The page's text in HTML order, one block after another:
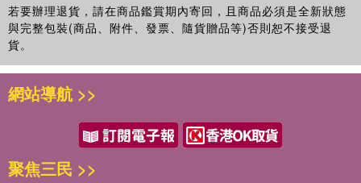
遇難的真相。
除了史料基礎紮實，史奈德還運用了散文與詩句般的沉穩文
字，搭配上畫面感極強的敘事，讓讀者彷彿置身當年東歐的血
色大地，一一見證血色大地的黑暗歷史，同時找回被兩大極權
政權所扼殺的人性。
◆擴大對人性的想像：理解歷史全貌，才能正確評價暴政
二十世紀中葉的黑暗暴行，形塑了今日世人的道德準則。就連
生長在臺灣的我們，很常用納粹與蘇聯的暴政進行政治討論，
甚或奠定是非善惡的道德基礎。納粹法西斯、共產極權與集中
業不對、父母祖先不對、階級成分不對、你是敵對勢力間諜、你是
謀求獨立分子、你群的存在玷汙了我族的光榮……，找出滅絕你等
的理由，其實花不了太多心思。《血色大地》讀來最令人驚恐的，
是作者的描寫讓人聯想到不同時空的暴政可以如此相似：蘇聯的
「肅清波蘭間諜」和中國的「反右鬥爭」；「清洗猶太人」和「再
教育維吾爾族」。當然，烏克蘭的大饑荒，中國也照樣上演過。這
是一曲暴政的二部輪唱，而且是現在進行式。
──李志德，鏡文學副總編輯
大屠殺的歷史記憶，如今卻已逐漸僵化，甚至出現了詮釋禁忌與記
受美國人重視，但到了世紀之交卻一躍成為關注焦點。在此同時，
冷戰時期過度誇大的史達林罪行，則逐漸從美國人的記憶中消失。
美國開始盛行一種說法，說美國是為了阻止猶太大屠殺才投入二次
大戰。這當然與事實不符。美國當年的反猶主義，妨礙了小羅斯福
總統帶領美國參戰。抵達亂葬坑跟死亡工廠等屠殺之地的也不是美
的暴行代表。他被描繪成一個瘋子，距離今天的我們太過遙遠，而
且無從理解。在這樣的情況下，沒有人過問為什麼希特勒會把美國
當成榜樣。美國小學生都讀過安妮．法蘭克的日記，但卻沒有人告
二十世紀中葉，慘遭納粹與蘇聯政權謀殺的中東歐人口估計約有一
千四百萬。這片處處冤魂的「血色大地」從波蘭中部往東延伸到俄
年），德、蘇雙方共同占領波蘭（1939-1941年），到雙方反目成
所未見的大規模恐怖屠殺。受害者多為猶太人、白俄羅斯、烏克蘭
與波羅的海三國國民，還有俄國人，都是這個地區土生土長的居
民。1933至1945年，短短十二年間居然有一千四百萬人死於非
若要辦理退貨，請在商品鑑賞期內寄回，且商品必須是全新狀態
與完整包裝(商品、附件、發票、隨貨贈品等)否則恕不接受退
貨。
網站導航 >>
聚焦三民 >>